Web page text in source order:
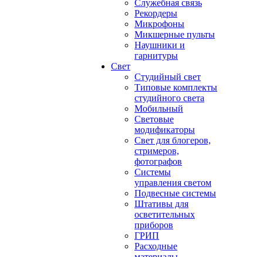
Служебная связь
Рекордеры
Микрофоны
Микшерные пульты
Наушники и
гарнитуры
Свет
Студийный свет
Типовые комплекты
студийного света
Мобильный
Световые
модификаторы
Свет для блогеров,
стримеров,
фотографов
Системы
управления светом
Подвесные системы
Штативы для
осветительных
приборов
ГРИП
Расходные